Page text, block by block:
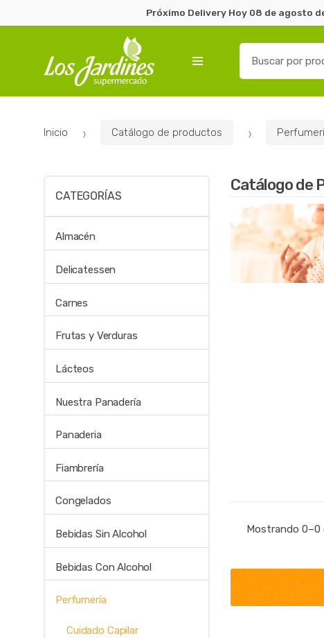
Próximo Delivery Hoy 08 de agosto
r
Inicio Catálogo de productos
Catálogo de
Mostrando 0–0
CATEGORÍAS
Almacén
Delicatessen
Carnes
Frutas y Verduras
Lácteos
Nuestra Panadería
Panaderia
Fiambrería
Congelados
Bebidas Sin Alcohol
Bebidas Con Alcohol
Perfumería
Cuidado Capilar